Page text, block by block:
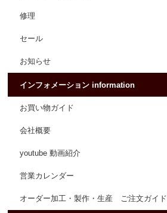
修理
セール
お知らせ
インフォメーション information
お買い物ガイド
会社概要
youtube 動画紹介
営業カレンダー
オーダー加工・製作・生産 ご注文ガイド